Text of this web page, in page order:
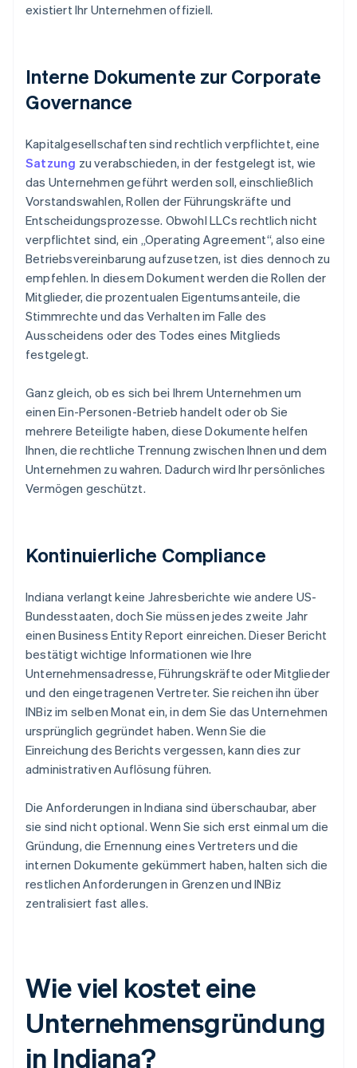
existiert Ihr Unternehmen offiziell.
Interne Dokumente zur Corporate
Governance
Kapitalgesellschaften sind rechtlich verpflichtet, eine
Satzung zu verabschieden, in der festgelegt ist, wie
das Unternehmen geführt werden soll, einschließlich
Vorstandswahlen, Rollen der Führungskräfte und
Entscheidungsprozesse. Obwohl LLCs rechtlich nicht
verpflichtet sind, ein „Operating Agreement“, also eine
Betriebsvereinbarung aufzusetzen, ist dies dennoch zu
empfehlen. In diesem Dokument werden die Rollen der
Mitglieder, die prozentualen Eigentumsanteile, die
Stimmrechte und das Verhalten im Falle des
Ausscheidens oder des Todes eines Mitglieds
festgelegt.
Ganz gleich, ob es sich bei Ihrem Unternehmen um
einen Ein-Personen-Betrieb handelt oder ob Sie
mehrere Beteiligte haben, diese Dokumente helfen
Ihnen, die rechtliche Trennung zwischen Ihnen und dem
Unternehmen zu wahren. Dadurch wird Ihr persönliches
Vermögen geschützt.
Kontinuierliche Compliance
Indiana verlangt keine Jahresberichte wie andere US-
Bundesstaaten, doch Sie müssen jedes zweite Jahr
einen Business Entity Report einreichen. Dieser Bericht
bestätigt wichtige Informationen wie Ihre
Unternehmensadresse, Führungskräfte oder Mitglieder
und den eingetragenen Vertreter. Sie reichen ihn über
INBiz im selben Monat ein, in dem Sie das Unternehmen
ursprünglich gegründet haben. Wenn Sie die
Einreichung des Berichts vergessen, kann dies zur
administrativen Auflösung führen.
Die Anforderungen in Indiana sind überschaubar, aber
sie sind nicht optional. Wenn Sie sich erst einmal um die
Gründung, die Ernennung eines Vertreters und die
internen Dokumente gekümmert haben, halten sich die
restlichen Anforderungen in Grenzen und INBiz
zentralisiert fast alles.
Wie viel kostet eine
Unternehmensgründung
in Indiana?